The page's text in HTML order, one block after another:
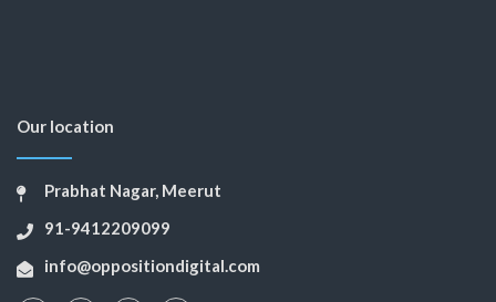
Our location
Prabhat Nagar, Meerut
91-9412209099
info@oppositiondigital.com